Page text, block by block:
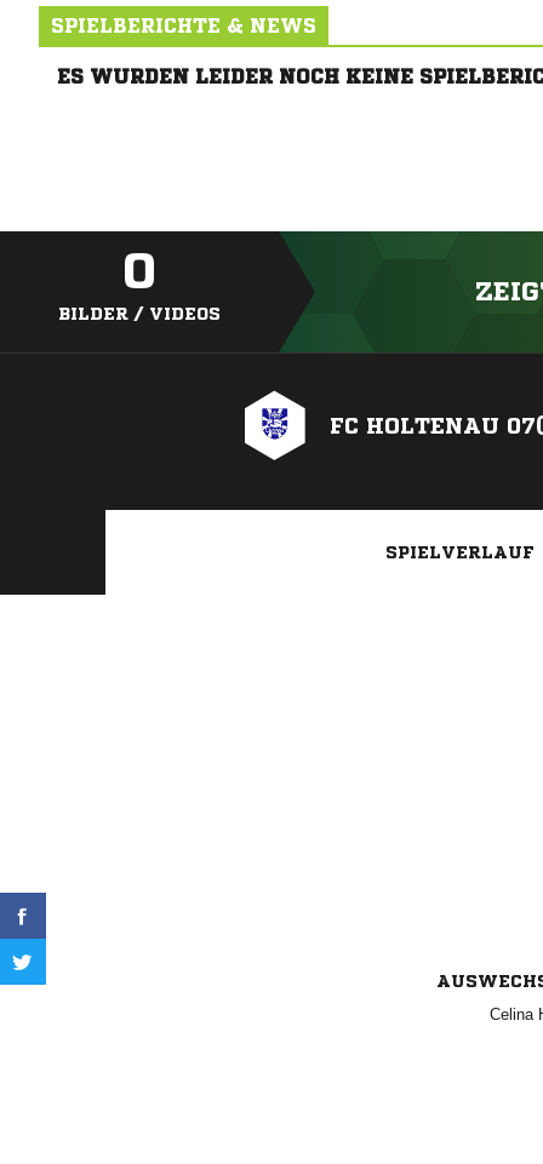
SPIELBERICHTE & NEWS
ES WURDEN LEIDER NOCH KEINE
0
BILDER / VIDEOS
FC HOLTENAU
SPIELVERLAUF
